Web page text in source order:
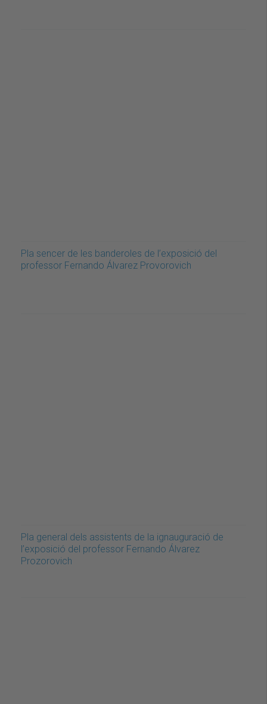
Pla sencer de les banderoles de l’exposició del
professor Fernando Álvarez Provorovich
Pla general dels assistents de la ignauguració de
l’exposició del professor Fernando Álvarez
Prozorovich